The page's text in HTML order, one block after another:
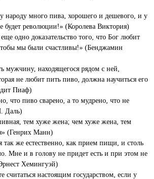
народу много пива, хорошего и дешевого, и у
будет революции!» (Королева Виктория)
одно доказательство того, что Бог любит
мы были счастливы!» (Бенджамин
мужчину, находящегося рядом с ней,
не любит пить пиво, должна научиться его
Пиаф)
что пиво сварено, а то мудрено, что не
Даль)
тем хуже жена; чем хуже жена, тем
(Генрих Манн)
так же естественно, как прием пищи, и столь
Мне и в голову не придет есть и при этом не
Хемингуэй)
считаться настоящим государством, если у